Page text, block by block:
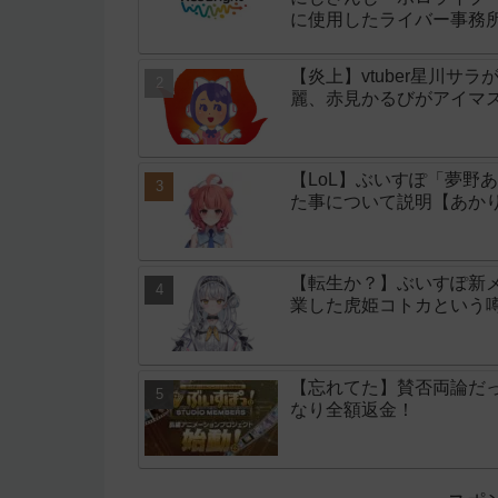
に使用したライバー事務
【炎上】vtuber星川サラ
麗、赤見かるびがアイマ
【LoL】ぶいすぽ「夢野
た事について説明【あか
【転生か？】ぶいすぽ
業した虎姫コトカという
【忘れてた】賛否両論
なり全額返金！